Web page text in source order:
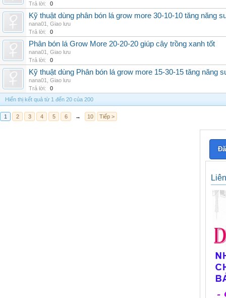
Trả lời:
0
Kỹ thuật dùng phân bón lá grow more 30-10-10 tăng năng
nana01
Giao lưu
Trả lời:
0
Phân bón lá Grow More 20-20-20 giúp cây trồng xanh tốt
nana01
Giao lưu
Trả lời:
0
Kỹ thuật dùng Phân bón lá grow more 15-30-15 tăng năng
nana01
Giao lưu
Trả lời:
0
Hiển thị kết quả từ 1 đến 20 của 200
1 2 3 4 5 6 → 10 Tiếp >